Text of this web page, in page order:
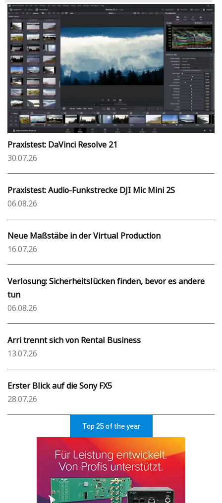
Praxistest: DaVinci Resolve 21
30.07.26
Praxistest: Audio-Funkstrecke DJI Mic Mini 2S
06.08.26
Neue Maßstäbe in der Virtual Production
16.07.26
Verlosung: Sicherheitslücken finden, bevor es andere
tun
06.08.26
Arri trennt sich von Rental Business
13.07.26
Erster Blick auf die Sony FX5
28.07.26
Top 25 of the year